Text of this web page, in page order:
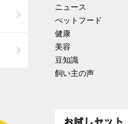
ニュース
ぺットフード
健康
美容
豆知識
飼い主の声